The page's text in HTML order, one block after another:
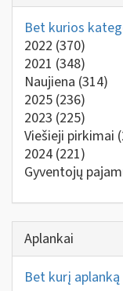
Bet kurios
2022 (370)
2021 (348)
Naujiena (314)
2025 (236)
2023 (225)
Viešieji pirkimai
2024 (221)
Gyventojų
Aplankai
Bet kurį aplanką